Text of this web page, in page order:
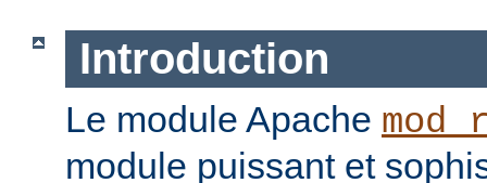
Introduction
Le module Apache
module puissant et